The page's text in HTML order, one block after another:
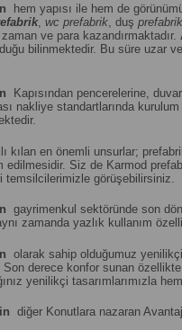
hem yapısı ile hem de
, wc prefabrik , duş prefabrik
ve para kazandırmaktadır.
bilinmektedir. Bu süre uzar
Kapısından pencerelerine,
nakliye standartlarında
kılan en önemli unsurlar;
Siz de Karmod
temsilcilerimizle görüşebilirsiniz.
gayrimenkul sektöründe son
zamanda yazlık kullanım
olarak sahip olduğumuz
derece konfor sunan
yenilikçi tasarımlarımızla
diğer Konutlara nazaran